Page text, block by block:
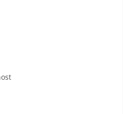
je 5 z 5 hvězdiček.
je 5 z 5 hvězdiček.